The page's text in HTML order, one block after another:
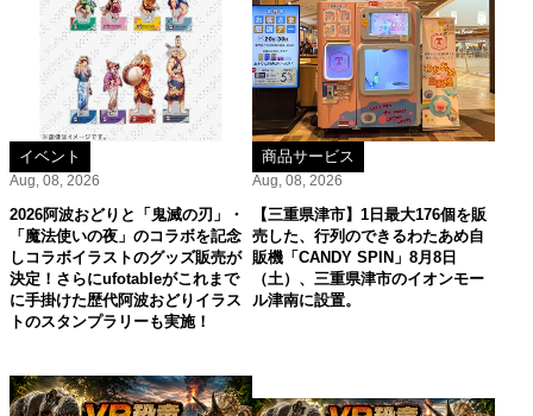
イベント
Aug, 08, 2026
2026阿波おどりと「鬼滅の刃」・
「魔法使いの夜」のコラボを記念
しコラボイラストのグッズ販売が
決定！さらにufotableがこれまで
に手掛けた歴代阿波おどりイラス
トのスタンプラリーも実施！
商品サービス
Aug, 08, 2026
【三重県津市】1日最大176個を販
売した、行列のできるわたあめ自
販機「CANDY SPIN」8月8日
（土）、三重県津市のイオンモー
ル津南に設置。